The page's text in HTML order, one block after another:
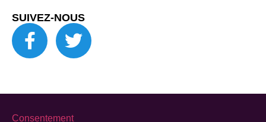
SUIVEZ-NOUS
Consentement